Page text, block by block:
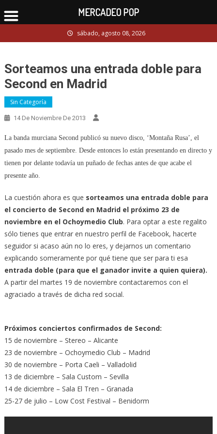
to
sábado, agosto 08, 2026
Sorteamos una entrada doble para
Second en Madrid
Sin Categoría
14 De Noviembre De 2013
La banda murciana Second publicó su nuevo disco, ‘Montaña Rusa’, el
pasado mes de septiembre. Desde entonces lo están presentando en directo y
tienen por delante todavía un puñado de fechas antes de que acabe el
presente año.
La cuestión ahora es que sorteamos una entrada doble para
el concierto de Second en Madrid el próximo 23 de
noviembre en el Ochoymedio Club. Para optar a este regalito
sólo tienes que entrar en nuestro perfil de Facebook, hacerte
seguidor si acaso aún no lo eres, y dejarnos un comentario
explicando someramente por qué tiene que ser para ti esa
entrada doble (para que el ganador invite a quien quiera).
A partir del martes 19 de noviembre contactaremos con el
agraciado a través de dicha red social.
Próximos conciertos confirmados de Second:
15 de noviembre – Stereo – Alicante
23 de noviembre – Ochoymedio Club – Madrid
30 de noviembre – Porta Caeli – Valladolid
13 de diciembre – Sala Custom – Sevilla
14 de diciembre – Sala El Tren – Granada
25-27 de julio – Low Cost Festival – Benidorm
MERCADEO POP